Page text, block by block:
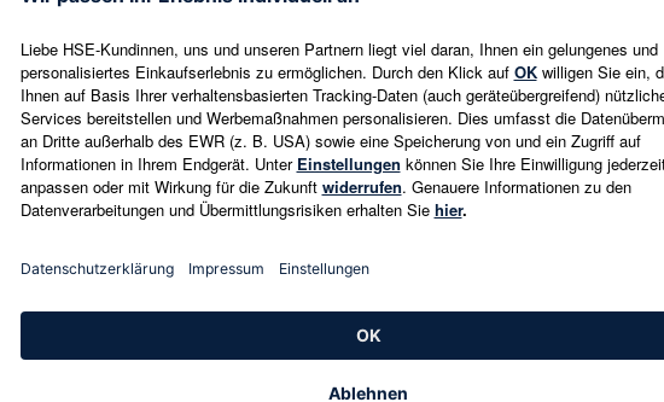
€ Gutschein erhalten
abonnieren und aktuelle Trends,
E-Mail erhalten. Als Dankeschön
Eine Abmeldung ist jederzeit in
E-Mail-Adresse eingeben
Es gelten die Datenschutzrichtlinien und die